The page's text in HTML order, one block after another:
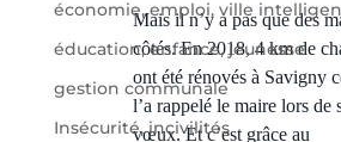
Mais il n’y a pas que des
côtés. En 2018, 4 km de
ont été rénovés à Savigny
l’a rappelé le maire lors de
vœux. Et c’est grâce au
économie, emploi, ville
éducation, enfance, jeunesse
gestion communale
Insécurité, incivilités